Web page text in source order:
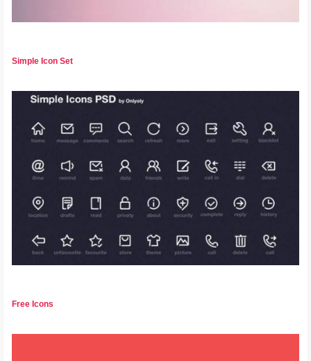
Simple Icon Set
Free Icons